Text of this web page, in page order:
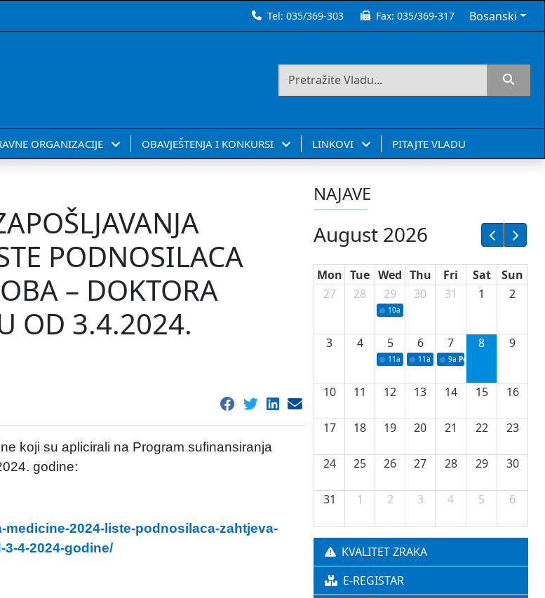
Tel:035/369-303 Fax:035/369-317 Bosanski
ORGANIZACIJE OBAVJEŠTENJA I KONKURSI LINKOVI PITAJTE VLADU
PODNOSILACA
– DOKTORA
OD 3.4.2024.
koji su aplicirali na Program sufinansiranja
godine:
2024-liste-podnosilaca-zahtjeva-
4-2024-godine/
NAJAVE
August 2026
Mon Tue Wed Thu Fri Sat
Sun
27
28 29
10a Potpisivanje ugovora sa neprofitnim
30 31 1 2
3 4 5
11a Potpisivanje ugovora o stipendijama
6
11a Podrška razvoju vodne
7
9a Početak izgradnje nove
8 9
10 11 12 13 14 15 16
17 18 19 20 21 22 23
24 25 26 27 28 29 30
31 1 2 3 4 5 6
KVALITET ZRAKA
E-REGISTAR